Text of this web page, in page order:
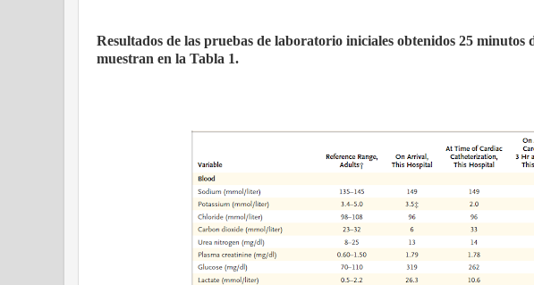
Resultados de las pruebas de laboratorio iniciales obtenidos 25 minutos
muestran en la Tabla 1.